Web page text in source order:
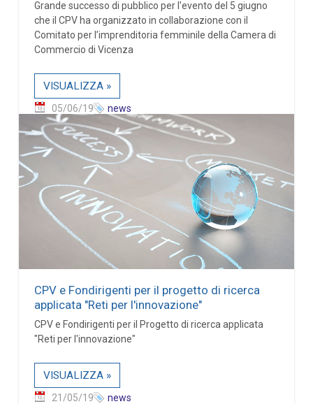
Grande successo di pubblico per l'evento del 5 giugno
che il CPV ha organizzato in collaborazione con il
Comitato per l’imprenditoria femminile della Camera di
Commercio di Vicenza
VISUALIZZA »
05/06/19 news
CPV e Fondirigenti per il progetto di ricerca
applicata "Reti per l'innovazione"
CPV e Fondirigenti per il Progetto di ricerca applicata
"Reti per l'innovazione"
VISUALIZZA »
21/05/19 news